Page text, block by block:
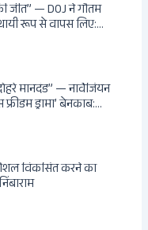
जीत” — DOJ ने गौतम
रूप से वापस लिए:
मानदंड” — नार्वेजियन
ड्रामा’ बेनकाब:
विकसित करने का